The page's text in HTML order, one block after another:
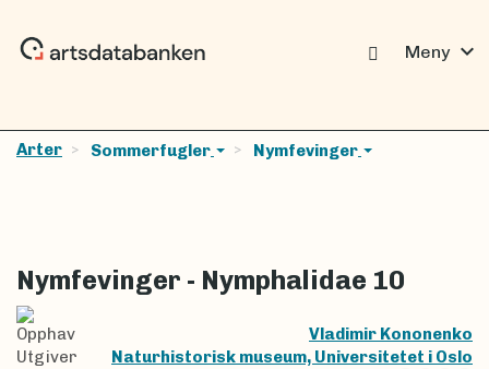
Meny expand_more
Arter Sommerfugler Nymfevinger
Nymfevinger - Nymphalidae 10
Opphav
Vladimir Kononenko
Utgiver
Naturhistorisk museum, Universitetet i Oslo